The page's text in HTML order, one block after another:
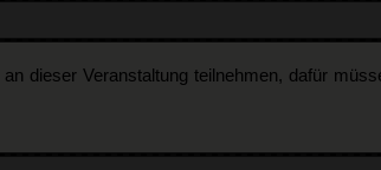
dieser Veranstaltung teilnehmen, dafür